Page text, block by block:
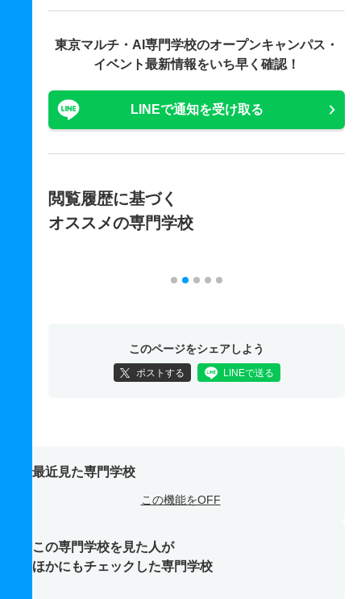
東京マルチ・AI専門学校のオープンキャンパス・
イベント最新情報をいち早く確認！
LINEで通知を受け取る
閲覧履歴に基づく
オススメの専門学校
このページをシェアしよう
ポストする LINEで送る
最近見た専門学校
この機能をOFF
この専門学校を見た人が
ほかにもチェックした専門学校